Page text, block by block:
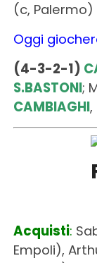
(c, Palermo)
Oggi
(4-3-2-1)
S.BASTONI;
CAMBIAGHI,
Acquisti:
Empoli),